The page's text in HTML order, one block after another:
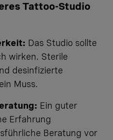
Tattoo-Studio
Das Studio sollte
wirken. Sterile
desinfizierte
Muss.
Ein guter
Erfahrung
Beratung vor